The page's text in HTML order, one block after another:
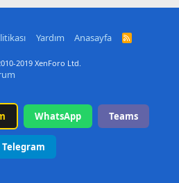
Yardım Anasayfa
R
2019 XenForo Ltd.
WhatsApp Teams
Telegram